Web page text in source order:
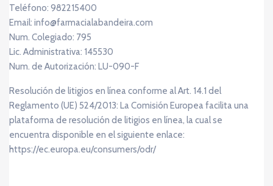
Teléfono: 982215400
Email: info@farmacialabandeira.com
Num. Colegiado: 795
Lic. Administrativa: 145530
Num. de Autorización: LU-090-F
Resolución de litigios en línea conforme al Art. 14.1 del
Reglamento (UE) 524/2013: La Comisión Europea facilita una
plataforma de resolución de litigios en línea, la cual se
encuentra disponible en el siguiente enlace:
https://ec.europa.eu/consumers/odr/